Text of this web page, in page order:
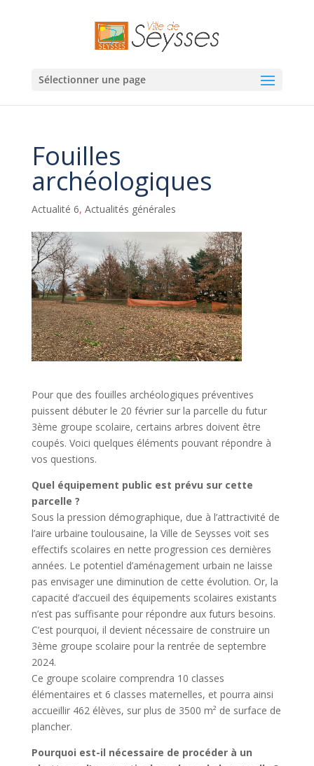
Sélectionner une page
Fouilles
archéologiques
Actualité 6, Actualités générales
Pour que des fouilles archéologiques préventives
puissent débuter le 20 février sur la parcelle du futur
3ème groupe scolaire, certains arbres doivent être
coupés. Voici quelques éléments pouvant répondre à
vos questions.
Quel équipement public est prévu sur cette
parcelle ?
Sous la pression démographique, due à l’attractivité de
l’aire urbaine toulousaine, la Ville de Seysses voit ses
effectifs scolaires en nette progression ces dernières
années. Le potentiel d’aménagement urbain ne laisse
pas envisager une diminution de cette évolution. Or, la
capacité d’accueil des équipements scolaires existants
n’est pas suffisante pour répondre aux futurs besoins.
C’est pourquoi, il devient nécessaire de construire un
3ème groupe scolaire pour la rentrée de septembre
2024.
Ce groupe scolaire comprendra 10 classes
élémentaires et 6 classes maternelles, et pourra ainsi
accueillir 462 élèves, sur plus de 3500 m² de surface de
plancher.
Pourquoi est-il nécessaire de procéder à un